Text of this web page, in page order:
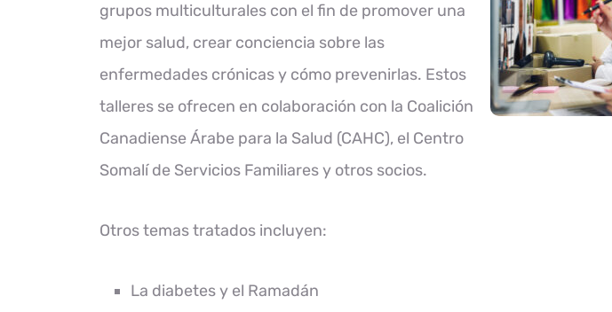
grupos multiculturales con el fin de promover una
mejor salud, crear conciencia sobre las
enfermedades crónicas y cómo prevenirlas. Estos
talleres se ofrecen en colaboración con la Coalición
Canadiense Árabe para la Salud (CAHC), el Centro
Somalí de Servicios Familiares y otros socios.
Otros temas tratados incluyen:
La diabetes y el Ramadán